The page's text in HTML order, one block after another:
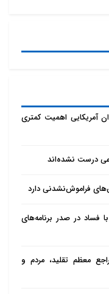
آمریکایی اهمیت کمتری
درست نشده‌اند
فراموش‌نشدنی دارد
فساد در صدر برنامه‌های
معظم تقلید، مردم و